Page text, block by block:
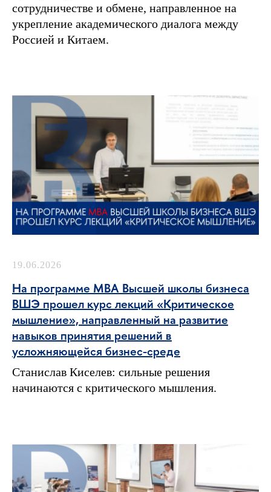
сотрудничестве и обмене, направленное на
укрепление академического диалога между
Россией и Китаем.
19.06.2026
На программе MBA Высшей школы бизнеса
ВШЭ прошел курс лекций «Критическое
мышление», направленный на развитие
навыков принятия решений в
усложняющейся бизнес-среде
Станислав Киселев: сильные решения
начинаются с критического мышления.